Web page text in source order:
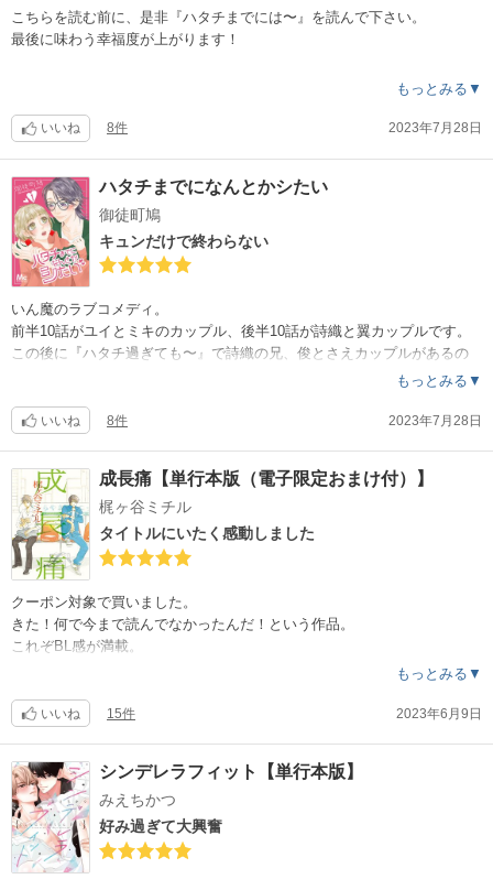
もっともっと続いて欲しかった！
キュンも描けて、エロも描けて、BLもしっかり描けて、
こういう子供目線で温かい作品も描けて、しみじみ凄いと思います。
あと今更ですが、絵が大好きです！
こちらを読む前に、是非『ハタチまでには〜』を読んで下さい。
最後に味わう幸福度が上がります！
表紙のさえちゃんを見て、試し読みをして、だ、大丈夫？！と思いまし
俊と釣り合うの？！
でも読み終えてみたら、キュンしか無いです。
キュン以上ですよ。
ほっこりやら、切ないやら、感動するやら
心をフル活用。夢中で読みました。
ただのキュンだけでなく、お話がしっかり進んで行くのも毎度感嘆です
。
丁寧でありつつ、無駄な要素が1つも無くどんどん引き込まれていきます
。
シリーズの最初では好きになれなかった俊が大好きになったし、あの俊
がこんなになるなんてと感無量でした。
キュンと、感動。そして程よいエロさ。
きっと大満足で読み終えますよ！
もっとみる▼
いいね 8件 2023年7月28日
ハタチまでになんとかシたい
御徒町鳩
キュンだけで終わらない
いん魔のラブコメディ。
前半10話がユイとミキのカップル、後半10話が詩織と翼カップルです。
この後に『ハタチ過ぎても〜』で詩織の兄、俊とさえカップルがあるの
す。
そこから詩織と俊兄妹がガッツリ絡んできて、2人の印象があまり良くな
かったのでそこまでで長らく止めていました。
でも読んでみたら、ユイミキの話がすっ飛んでしまう位、
詩織と俊の話がめちゃくちゃ良かったです。
そんなつもり更々無かったのに、思わぬ所で嗚咽しながら泣いてしまい
ました。
キュンを求めて読んでいたけれど、泣くとか予想外でビックリしました
。
このシリーズ、単話で30話あるので購入前はハードル高く感じてました
。
でも今はこんなに大好きな作品に、貢げて良かったという気持ちしかあ
りません。
詩織と俊推しですが、ユイミキも面白いし、深く知るために最初から読
んで欲しい！
もし詩織と翼まで読んだら、絶対絶対、お兄ちゃんも読んで下さい！！
！越えてくるから！
もっとみる▼
いいね 8件 2023年7月28日
成長痛【単行本版（電子限定おまけ付）】
梶ヶ谷ミチル
タイトルにいたく感動しました
クーポン対象で買いました。
きた！何で今まで読んでなかったんだ！という作品。
これぞBL感が満載。
とにかく皆さん仰る通り、タイトルが良い。
BL作品として新しい要素は無いけれど、読むと心が一新される爽やかさ
。
まさにボーイズラブ、青春の甘酸っぱさ。
爽やかだし、エロが濃いわけじゃないのに
もっとみる▼
いいね 15件 2023年6月9日
シンデレラフィット【単行本版】
みえちかつ
好み過ぎて大興奮